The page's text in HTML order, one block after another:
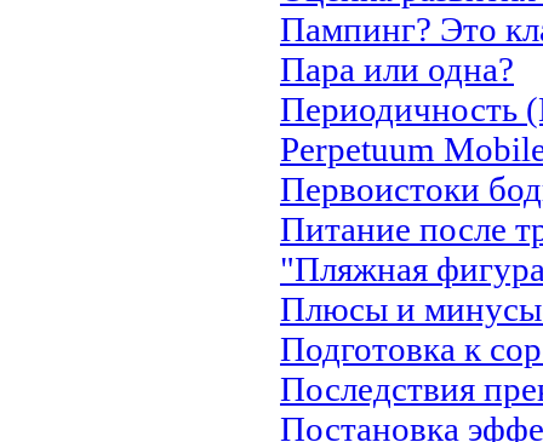
Пампинг? Это
Пара или одна?
Периодичность
Perpetuum
Первоистоки
Питание после
"Пляжная
Плюсы и минусы
Подготовка к
Последствия
Постановка